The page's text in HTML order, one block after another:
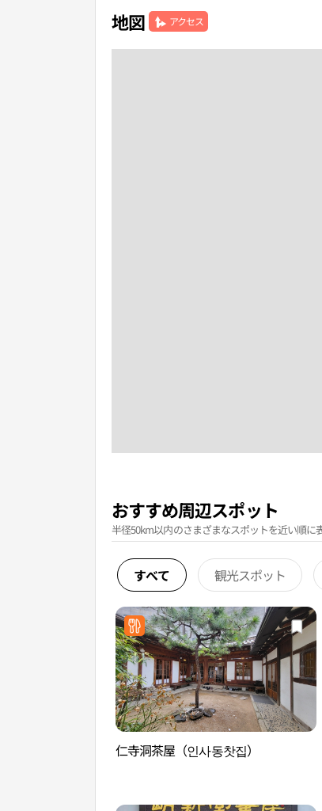
地図 アクセス
おすすめ周辺スポット
半径50km以内のさまざまなスポットを近い順に
すべて 観光スポット
仁寺洞茶屋（인사동찻집）